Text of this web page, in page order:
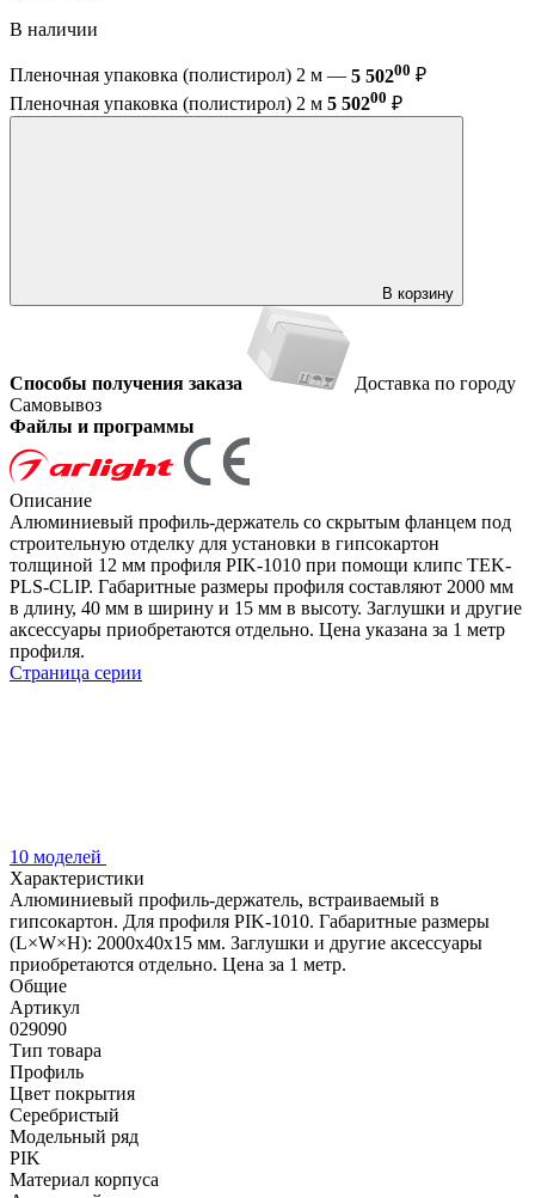
В наличии
Пленочная упаковка (полистирол) 2 м — 5 50200 ₽
Пленочная упаковка (полистирол) 2 м 5 50200 ₽
В корзину
Способы получения заказа
Доставка по городу
Самовывоз
Файлы и программы
Описание
Алюминиевый профиль-держатель со скрытым фланцем под
строительную отделку для установки в гипсокартон
толщиной 12 мм профиля PIK-1010 при помощи клипс TEK-
PLS-CLIP. Габаритные размеры профиля составляют 2000 мм
в длину, 40 мм в ширину и 15 мм в высоту. Заглушки и другие
аксессуары приобретаются отдельно. Цена указана за 1 метр
профиля.
Страница серии
10 моделей
Характеристики
Алюминиевый профиль-держатель, встраиваемый в
гипсокартон. Для профиля PIK-1010. Габаритные размеры
(L×W×H): 2000x40x15 мм. Заглушки и другие аксессуары
приобретаются отдельно. Цена за 1 метр.
Общие
Артикул
029090
Тип товара
Профиль
Цвет покрытия
Серебристый
Модельный ряд
PIK
Материал корпуса